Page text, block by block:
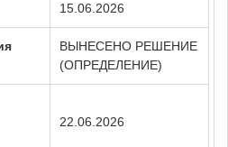
15.06.2026
ВЫНЕСЕНО РЕШЕНИЕ
(ОПРЕДЕЛЕНИЕ)
22.06.2026